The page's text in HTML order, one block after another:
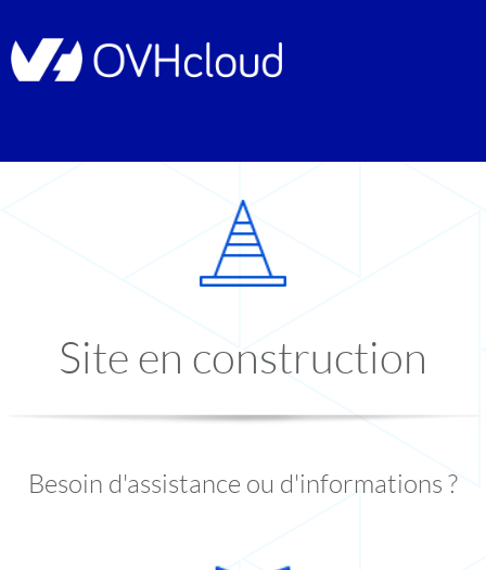
Site en construction
Besoin d'assistance ou d'informations ?